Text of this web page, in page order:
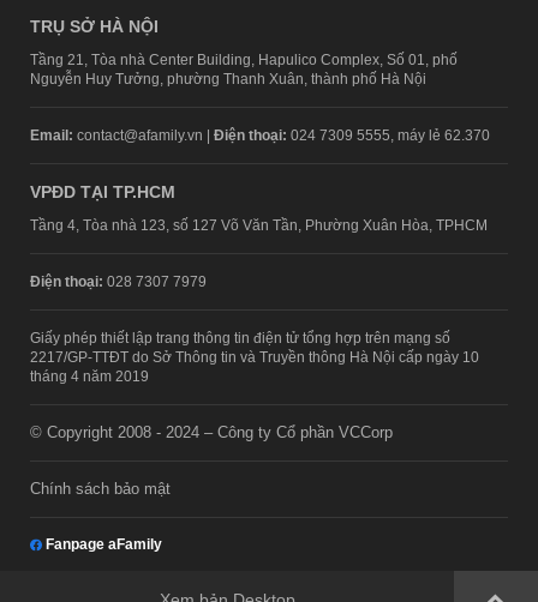
TRỤ SỞ HÀ NỘI
Tầng 21, Tòa nhà Center Building, Hapulico Complex, Số 01, phố
Nguyễn Huy Tưởng, phường Thanh Xuân, thành phố Hà Nội
Email: contact@afamily.vn | Điện thoại: 024 7309 5555, máy lẻ 62.370
VPĐD TẠI TP.HCM
Tầng 4, Tòa nhà 123, số 127 Võ Văn Tần, Phường Xuân Hòa, TPHCM
Điện thoại: 028 7307 7979
Giấy phép thiết lập trang thông tin điện tử tổng hợp trên mạng số
2217/GP-TTĐT do Sở Thông tin và Truyền thông Hà Nội cấp ngày 10
tháng 4 năm 2019
© Copyright 2008 - 2024 – Công ty Cổ phần VCCorp
Chính sách bảo mật
Fanpage aFamily